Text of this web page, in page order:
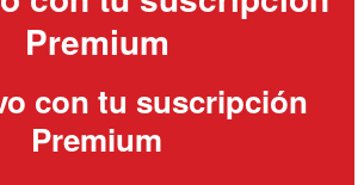
Premium
con tu suscripción
Premium